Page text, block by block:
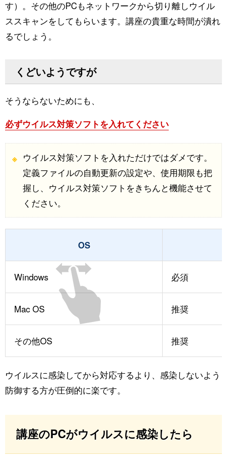
す）。その他のPCもネットワークから切り離しウイル
ススキャンをしてもらいます。講座の貴重な時間が潰れ
るでしょう。
くどいようですが
そうならないためにも、
必ずウイルス対策ソフトを入れてください
ウイルス対策ソフトを入れただけではダメです。
定義ファイルの自動更新の設定や、使用期限も把
握し、ウイルス対策ソフトをきちんと機能させて
ください。
OS
Windows 必須
Mac OS 推奨
その他OS 推奨
ウイルスに感染してから対応するより、感染しないよう
防御する方が圧倒的に楽です。
講座のPCがウイルスに感染したら